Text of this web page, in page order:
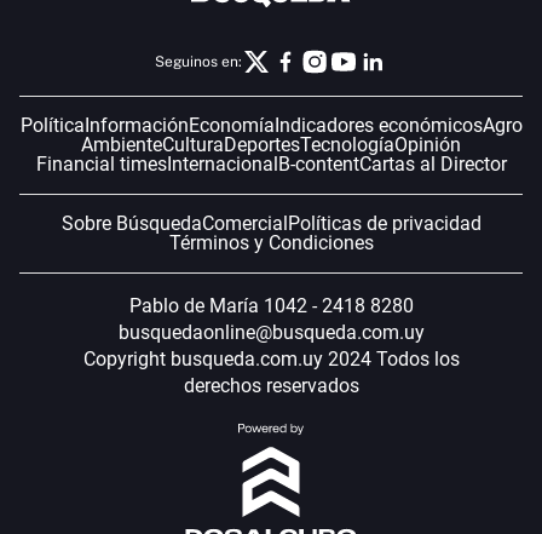
Seguinos en:
PolíticaInformaciónEconomíaIndicadores económicosAgro
AmbienteCulturaDeportesTecnologíaOpinión
Financial timesInternacionalB-contentCartas al Director
Sobre BúsquedaComercialPolíticas de privacidad
Términos y Condiciones
Pablo de María 1042 - 2418 8280
busquedaonline@busqueda.com.uy
Copyright busqueda.com.uy 2024 Todos los
derechos reservados